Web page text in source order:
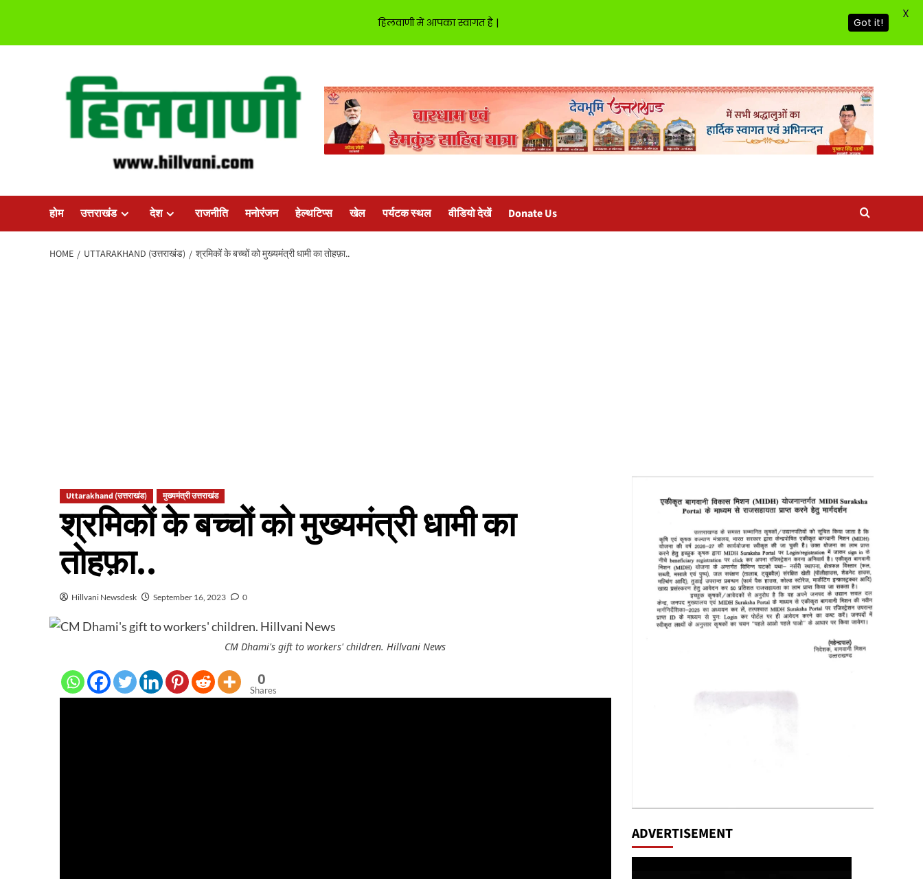
होम उत्तराखंड देश राजनीति मनोरंजन हेल्थटिप्स खेल पर्यटक स्थल वीडियो देखें Donate Us
HOME UTTARAKHAND (उत्तराखंड) श्रमिकों के बच्चों को मुख्यमंत्री धामी का तोहफ़ा..
Uttarakhand (उत्तराखंड) मुख्यमंत्री उत्तराखंड
श्रमिकों के बच्चों को मुख्यमंत्री धामी का
तोहफ़ा..
Hillvani Newsdesk September 16, 2023 0
CM Dhami's gift to workers' children. Hillvani News
0
Shares
ADVERTISEMENT
हिलवाणी में आपका स्वागत है | Got it!
X